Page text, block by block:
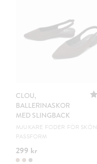
CLOU,
BALLERINASKOR
MED SLINGBACK
MJUKARE FODER FÖR SKÖN
PASSFORM
299 kr